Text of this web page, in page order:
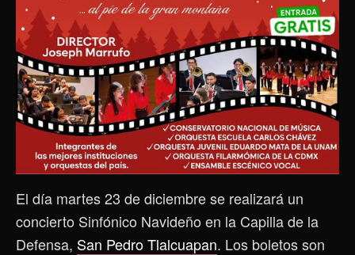
El día martes 23 de diciembre se realizará un
concierto Sinfónico Navideño en la Capilla de la
Defensa, San Pedro Tlalcuapan. Los boletos son